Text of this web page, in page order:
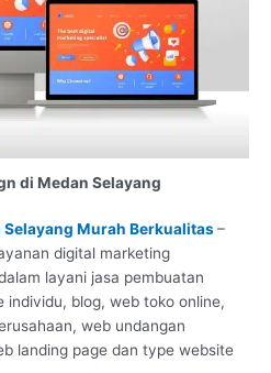
di Medan Selayang
Selayang Murah Berkualitas–
digital marketing
layani jasa pembuatan
individu, blog, web toko online,
web undangan
landing page dan type website